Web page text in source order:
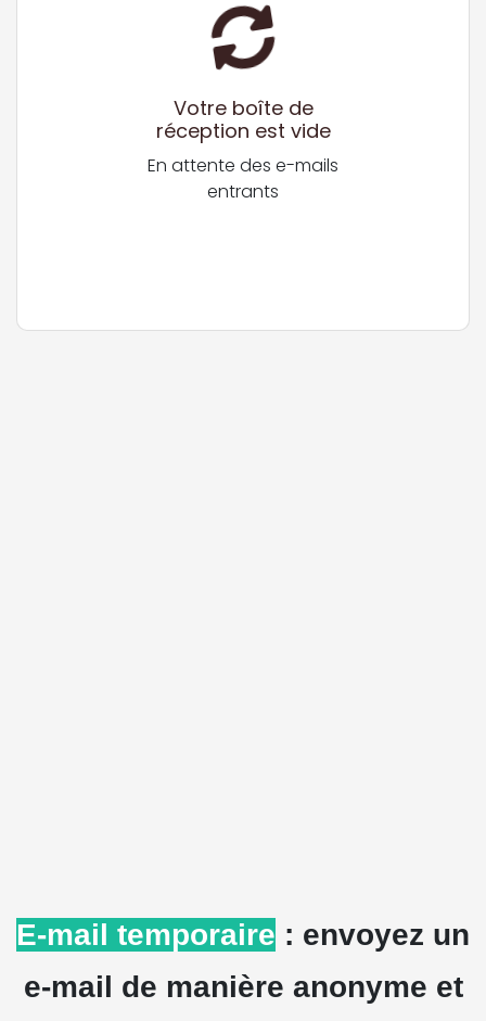
Votre boîte de
réception est vide
En attente des e-mails
entrants
E-mail temporaire : envoyez un
e-mail de manière anonyme et